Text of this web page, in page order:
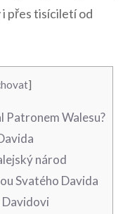
přes ⁣tisíciletí od
]
Patronem Walesu?
národ
Svatého Davida
⁣Davidovi